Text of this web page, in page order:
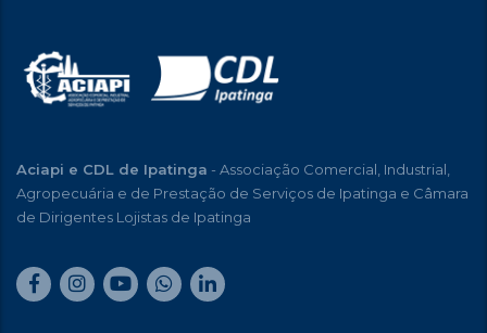
Aciapi e CDL de Ipatinga - Associação Comercial, Industrial,
Agropecuária e de Prestação de Serviços de Ipatinga e Câmara
de Dirigentes Lojistas de Ipatinga